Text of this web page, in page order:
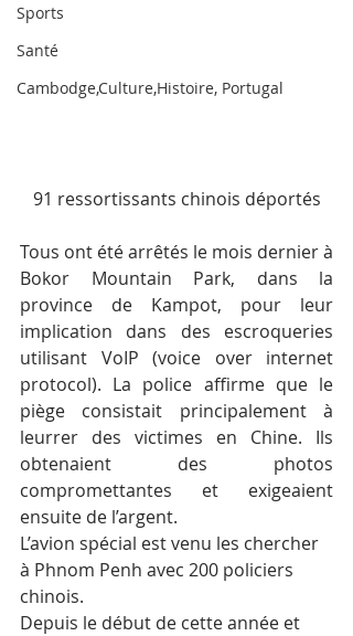
Sports
Santé
Cambodge,Culture,Histoire, Portugal
91 ressortissants chinois déportés
Tous ont été arrêtés le mois dernier à
Bokor Mountain Park, dans la
province de Kampot, pour leur
implication dans des escroqueries
utilisant VoIP (voice over internet
protocol). La police affirme que le
piège consistait principalement à
leurrer des victimes en Chine. Ils
obtenaient des photos
compromettantes et exigeaient
ensuite de l’argent.
L’avion spécial est venu les chercher
à Phnom Penh avec 200 policiers
chinois.
Depuis le début de cette année et